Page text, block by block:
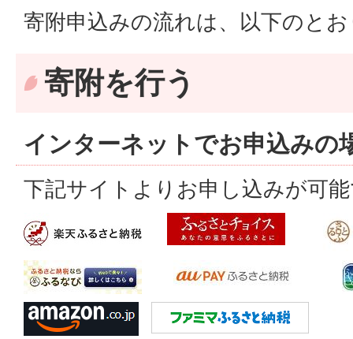
寄附申込みの流れは、以下のと
寄附を行う
インターネットでお申込みの
下記サイトよりお申し込みが可